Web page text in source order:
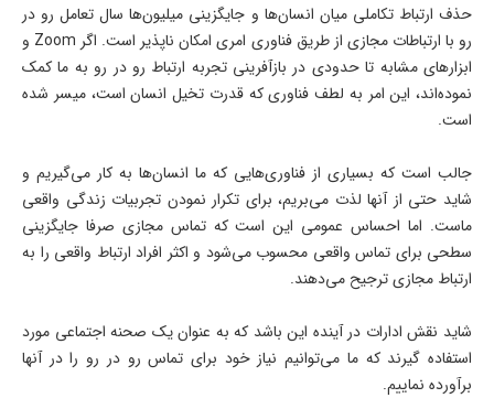
حذف ارتباط تکاملی میان انسان‌­ها و جایگزینی میلیون­‌ها سال تعامل رو در
رو با ارتباطات مجازی از طریق فناوری امری امکان­ ناپذیر است. اگر Zoom و
ابزارهای مشابه تا حدودی در بازآفرینی تجربه ارتباط رو در رو به ما کمک
نموده‌­اند، این امر به لطف فناوری که قدرت تخیل انسان است، میسر شده
است.
جالب است که بسیاری از فناوری­‌هایی که ما انسان­‌ها به کار می­‌گیریم و
شاید حتی از آن­ها لذت می­‌بریم، برای تکرار نمودن تجربیات زندگی واقعی
ماست. اما احساس عمومی این است که تماس مجازی صرفا جایگزینی
سطحی برای تماس واقعی محسوب می­‌شود و اکثر افراد ارتباط واقعی را به
ارتباط مجازی ترجیح می‌­دهند.
شاید نقش ادارات در آینده این باشد که به عنوان یک صحنه اجتماعی مورد
استفاده گیرند که ما می­‌توانیم نیاز خود برای تماس رو در رو را در آن­ها
برآورده نماییم.